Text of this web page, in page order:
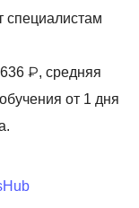
специалистам
₽, средняя
от 1 дня